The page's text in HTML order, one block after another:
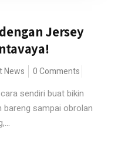
Jersey
News 0 Comments
sendiri buat bikin
bareng sampai obrolan